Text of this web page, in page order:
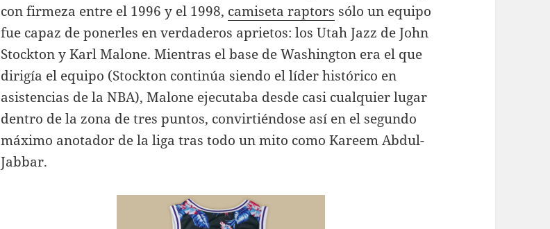
con firmeza entre el 1996 y el 1998, camiseta raptors sólo un equipo
fue capaz de ponerles en verdaderos aprietos: los Utah Jazz de John
Stockton y Karl Malone. Mientras el base de Washington era el que
dirigía el equipo (Stockton continúa siendo el líder histórico en
asistencias de la NBA), Malone ejecutaba desde casi cualquier lugar
dentro de la zona de tres puntos, convirtiéndose así en el segundo
máximo anotador de la liga tras todo un mito como Kareem Abdul-
Jabbar.